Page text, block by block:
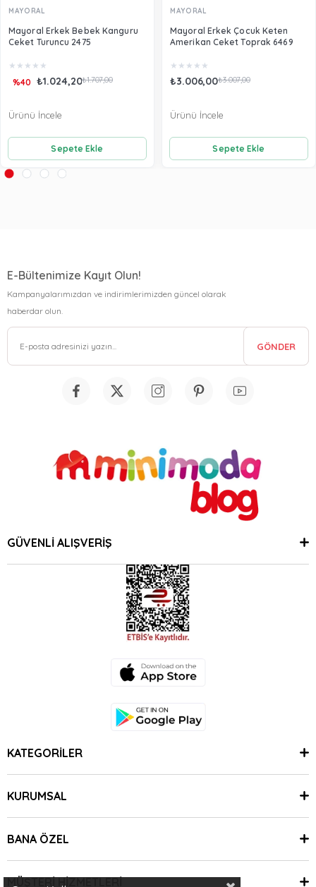
MAYORAL
Mayoral Erkek Bebek Kanguru
Ceket Turuncu 2475
★ ★ ★ ★ ★
₺1.024,20₺1.707,00
%40
Sepete Ekle
Ürünü İncele
MAYORAL
Mayoral Erkek Çocuk Keten
Amerikan Ceket Toprak 6469
★ ★ ★ ★ ★
₺3.006,00₺3.007,00
Sepete Ekle
Ürünü İncele
E-Bültenimize Kayıt Olun!
Kampanyalarımızdan ve indirimlerimizden güncel olarak
haberdar olun.
GÖNDER
GÜVENLİ ALIŞVERİŞ
KATEGORİLER
KURUMSAL
BANA ÖZEL
MÜŞTERİ HİZMETLERİ